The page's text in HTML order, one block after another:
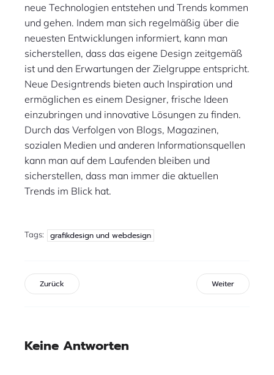
neue Technologien entstehen und Trends kommen
und gehen. Indem man sich regelmäßig über die
neuesten Entwicklungen informiert, kann man
sicherstellen, dass das eigene Design zeitgemäß
ist und den Erwartungen der Zielgruppe entspricht.
Neue Designtrends bieten auch Inspiration und
ermöglichen es einem Designer, frische Ideen
einzubringen und innovative Lösungen zu finden.
Durch das Verfolgen von Blogs, Magazinen,
sozialen Medien und anderen Informationsquellen
kann man auf dem Laufenden bleiben und
sicherstellen, dass man immer die aktuellen
Trends im Blick hat.
Tags: grafikdesign und webdesign
Zurück Weiter
Keine Antworten